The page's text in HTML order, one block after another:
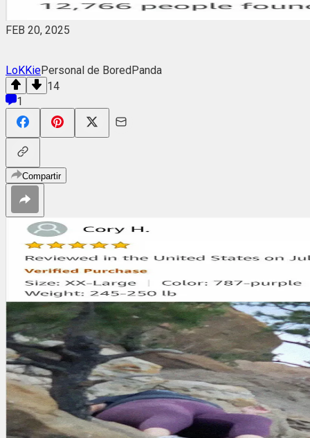
FEB 20, 2025
LoKKiePersonal de BoredPanda
14
1
Compartir